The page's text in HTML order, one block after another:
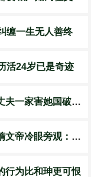
缠一生无人善终
活24岁已是奇迹
亲生儿子被处决南阳公主为何不愿施救丈夫一家害她国破家亡
史万岁刚进朝堂武士们乱刀砍向史万岁隋文帝冷眼旁观：砍得好
行为比和珅更可恨